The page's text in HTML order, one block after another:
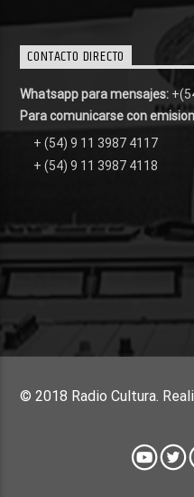
CONTACTO DIRECTO
Whatsapp para mensajes:
Para comunicarse con
+ (54) 9 11 3987 4117
+ (54) 9 11 3987 4118
© 2018 Radio Cultura.